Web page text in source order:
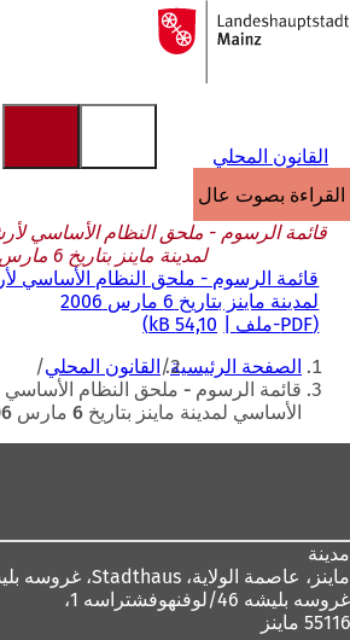
الانتقال إلى المحتوى
إلى
الصفحة
القانون المحلي
القراءة بصوت عالٍ
قائمة الرسوم - ملحق النظام الأساسي
لمدينة ماينز بتاريخ 6 مارس 2006
قائمة الرسوم - ملحق النظام الأساسي
لمدينة ماينز بتاريخ 6 مارس 2006
PDF-ملف 54,10 kB
أنت
هنا
الصفحة الرئيسية القانون المحلي
قائمة الرسوم - ملحق النظام
الأساسي لمدينة ماينز بتاريخ 6 مارس 2006
مدينة
ماينز، عاصمة الولاية،
غروسه بليشه 46/لوفنهوفشتراسه 1،
55116 ماينز